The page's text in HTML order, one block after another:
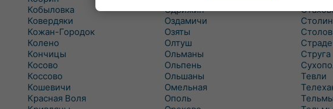
Кобыловка
Ковердяки
Кожан-Городок
Колено
Кончицы
Косово
Коссово
Кошевичи
Красная Воля
Одрижин
Оздамичи
Озяты
Олтуш
Ольманы
Ольпень
Ольшаны
Омельная
Ополь
Столин
Струга
Тевли
Тельмы